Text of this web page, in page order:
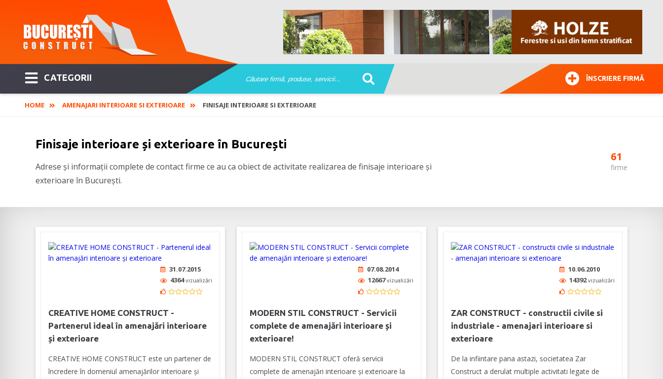
CATEGORII ÎNSCRIERE FIRMĂ
HOME AMENAJARI INTERIOARE SI EXTERIOARE FINISAJE INTERIOARE SI EXTERIOARE
Finisaje interioare și exterioare în București
Adrese și informații complete de contact firme ce au ca obiect de activitate realizarea de finisaje interioare și
exterioare în București.
61
firme
31.07.2015
4364vizualizări
CREATIVE HOME CONSTRUCT -
Partenerul ideal în amenajări interioare
și exterioare
CREATIVE HOME CONSTRUCT este un partener de
încredere în domeniul amenajărilor interioare și
07.08.2014
12667vizualizări
MODERN STIL CONSTRUCT - Servicii
complete de amenajări interioare și
exterioare!
MODERN STIL CONSTRUCT oferă servicii
complete de amenajări interioare și exterioare la
10.06.2010
14392vizualizări
ZAR CONSTRUCT - constructii civile si
industriale - amenajari interioare si
exterioare
De la infiintare pana astazi, societatea Zar
Construct a derulat multiple activitati legate de